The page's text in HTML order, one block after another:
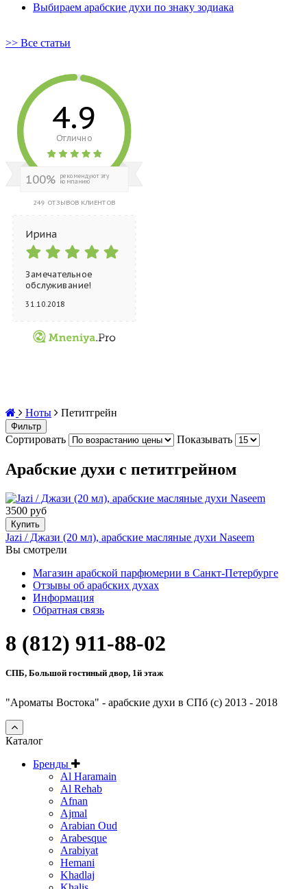
Выбираем арабские духи по знаку зодиака
>> Все статьи
4.9
Отлично
100% рекомендуют эту
компанию
249 ОТЗЫВОВ КЛИЕНТОВ
Ирина
Замечательное
обслуживание!
31.10.2018
Ноты Петитгрейн
Фильтр
Сортировать Показывать
Арабские духи с петитгрейном
3500 руб
Купить
Jazi / Джази (20 мл), арабские масляные духи Naseem
Вы смотрели
Магазин арабской парфюмерии в Санкт-Петербурге
Отзывы об арабских духах
Информация
Обратная связь
8 (812) 911-88-02
СПБ, Большой гостиный двор, 1й этаж
"Ароматы Востока" - арабские духи в СПб (c) 2013 - 2018
Каталог
Бренды
Al Haramain
Al Rehab
Afnan
Ajmal
Arabian Oud
Arabesque
Arabiyat
Hemani
Khadlaj